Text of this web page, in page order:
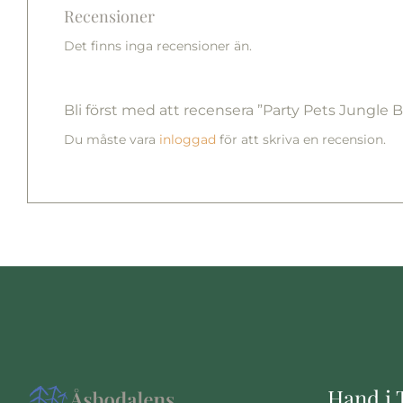
Recensioner
Det finns inga recensioner än.
Bli först med att recensera ”Party Pets Jungle
Du måste vara inloggad för att skriva en recension.